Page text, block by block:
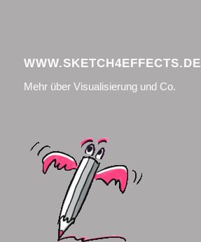
WWW.SKETCH4EFFECTS.DE
Mehr über Visualisierung und Co.